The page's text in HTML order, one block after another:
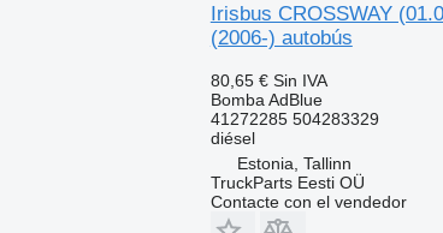
Irisbus CROSSWAY
(2006-) autobús
80,65 € Sin IVA
Bomba AdBlue
41272285 504283329
diésel
Estonia, Tallinn
TruckParts Eesti OÜ
Contacte con el vendedor